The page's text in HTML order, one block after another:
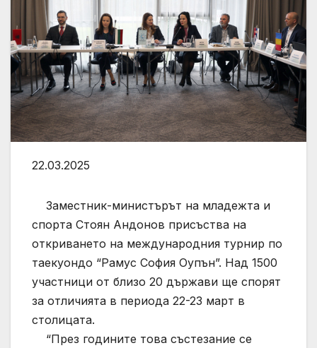
22.03.2025
Заместник-министърът на младежта и
спорта Стоян Андонов присъства на
откриването на международния турнир по
таекуондо “Рамус София Оупън”. Над 1500
участници от близо 20 държави ще спорят
за отличията в периода 22-23 март в
столицата.
“През годините това състезание се